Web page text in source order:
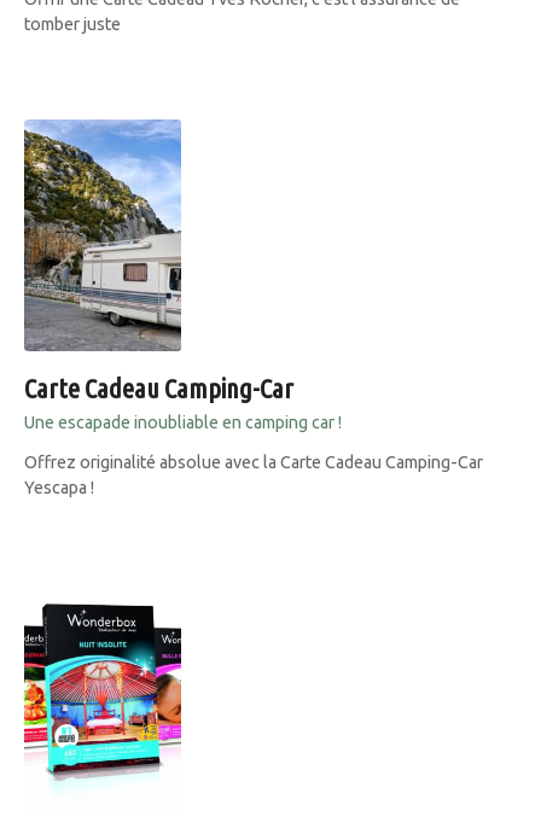
tomber juste
Carte Cadeau Camping-Car
Une escapade inoubliable en camping car !
Offrez originalité absolue avec la Carte Cadeau Camping-Car
Yescapa !